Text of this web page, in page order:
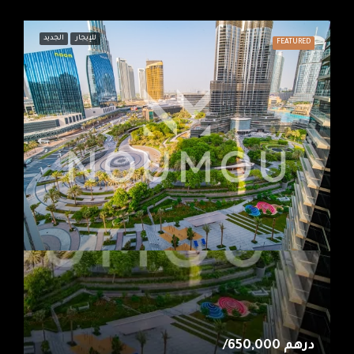
FEATURED للإيجار الجديد
درهم 650,000/